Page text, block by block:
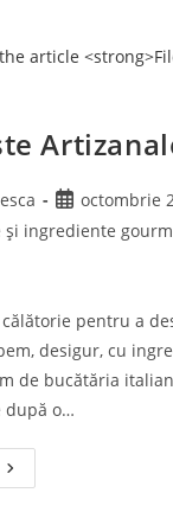
Post
published:
octombrie
și ingrediente
pentru a
desigur, cu
de bucătăria
după o…
Filotea: